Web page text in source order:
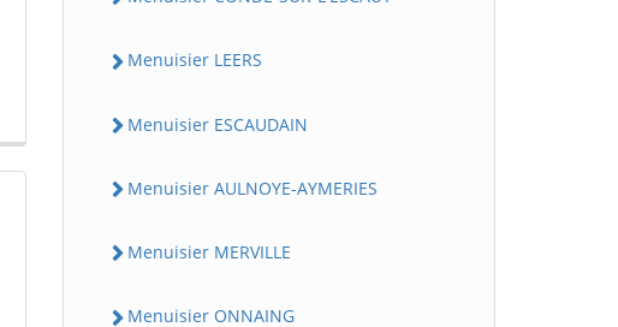
Menuisier LEERS
Menuisier ESCAUDAIN
Menuisier AULNOYE-AYMERIES
Menuisier MERVILLE
Menuisier ONNAING